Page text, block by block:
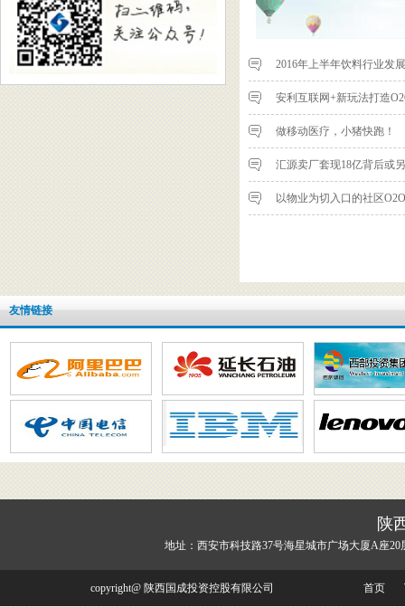
2016年上半年饮料行业发
安利互联网+新玩法打造
做移动医疗，小猪快跑！
汇源卖厂套现18亿背后或
以物业为切入口的社区
友情链接
陕
地址：西安市科技路37号海星城市广场大厦A座
copyright@ 陕西国成投资控股有限公司 首页